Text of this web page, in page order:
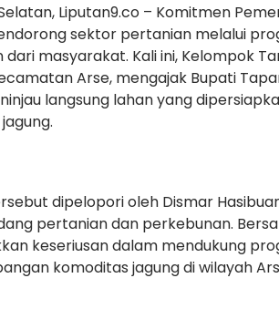
Liputan9.co – Komitmen
sektor pertanian melalui
masyarakat. Kali ini, Kelompok
Arse, mengajak Bupati
langsung lahan yang
dipelopori oleh Dismar
pertanian dan perkebunan.
keseriusan dalam mendukung
komoditas jagung di wilayah